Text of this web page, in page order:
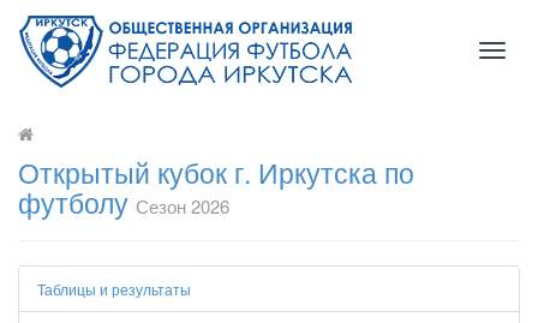
Открытый кубок г. Иркутска по
футболу Сезон 2026
Таблицы и результаты